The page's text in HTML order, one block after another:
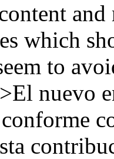
which
to
nuevo